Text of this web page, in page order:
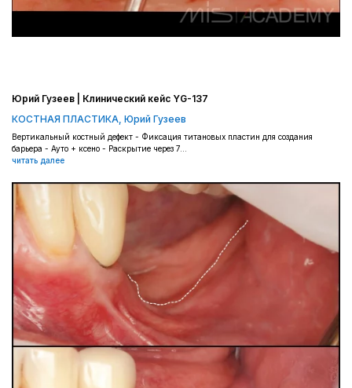
Юрий Гузеев | Клинический кейс YG-137
КОСТНАЯ ПЛАСТИКА, Юрий Гузеев
Вертикальный костный дефект - Фиксация титановых пластин для создания
барьера - Ауто + ксено - Раскрытие через 7...
читать далее